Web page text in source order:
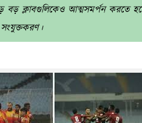
বড় ক্লাবগুলিকেও আত্মসমর্পন করতে